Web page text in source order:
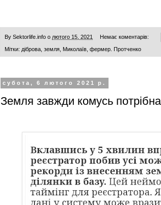
By Sektorlife.info о лютого 15, 2021 Немає коментарів:
Мітки: діброва земля Миколаїв фермер. Протченко
субота, 6 лютого 2021 р.
Земля завжди комусь